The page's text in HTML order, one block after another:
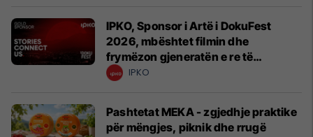
IPKO, Sponsor i Artë i DokuFest
2026, mbështet filmin dhe
frymëzon gjeneratën e re të
krijuesve
IPKO
Pashtetat MEKA - zgjedhje praktike
për mëngjes, piknik dhe rrugë